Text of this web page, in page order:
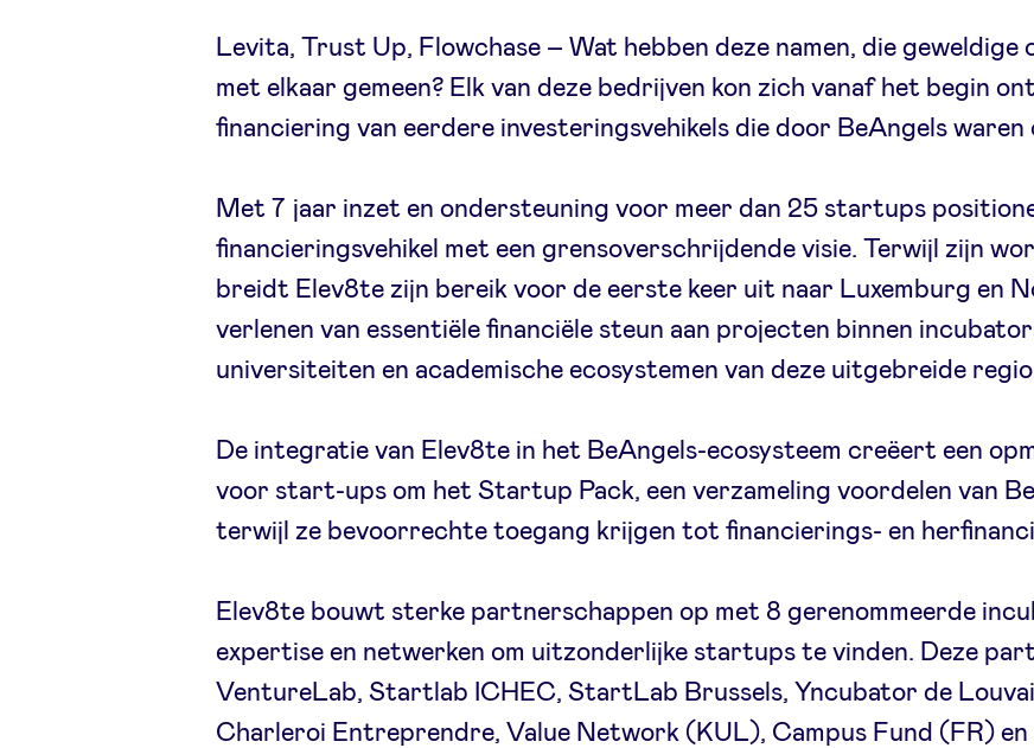
Levita, Trust Up, Flowchase – Wat hebben deze namen, die geweldige
met elkaar gemeen? Elk van deze bedrijven kon zich vanaf het begin
financiering van eerdere investeringsvehikels die door BeAngels waren
Met 7 jaar inzet en ondersteuning voor meer dan 25 startups
financieringsvehikel met een grensoverschrijdende visie. Terwijl zijn
breidt Elev8te zijn bereik voor de eerste keer uit naar Luxemburg en
verlenen van essentiële financiële steun aan projecten binnen
universiteiten en academische ecosystemen van deze uitgebreide
De integratie van Elev8te in het BeAngels-ecosysteem creëert een
voor start-ups om het Startup Pack, een verzameling voordelen van
terwijl ze bevoorrechte toegang krijgen tot financierings- en
Elev8te bouwt sterke partnerschappen op met 8 gerenommeerde
expertise en netwerken om uitzonderlijke startups te vinden. Deze
VentureLab, Startlab ICHEC, StartLab Brussels, Yncubator de
Charleroi Entreprendre, Value Network (KUL), Campus Fund (FR)